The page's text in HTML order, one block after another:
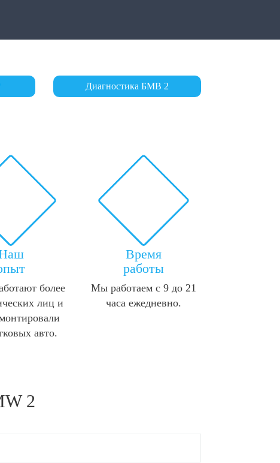
Диагностика БМВ 2
более
лиц и
авто.
Время
работы
Мы работаем с 9 до 21
часа ежедневно.
2